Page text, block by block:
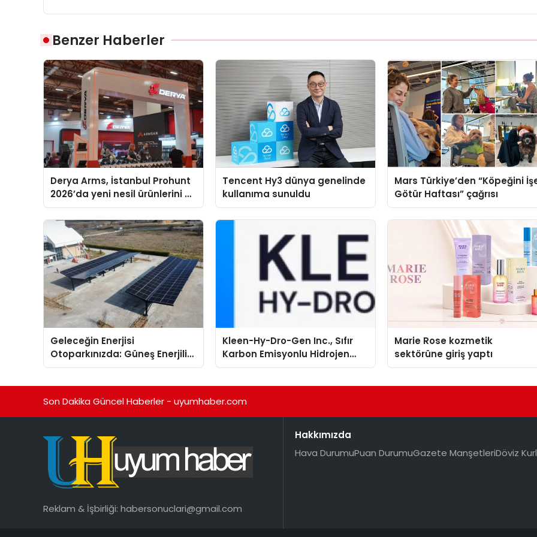
Benzer Haberler
Derya Arms, İstanbul Prohunt
2026’da yeni nesil ürünlerini ve
global marka vizyonunu
sergiledi
Tencent Hy3 dünya genelinde
kullanıma sunuldu
Mars Türkiye’den “Köpeğini
Götür Haftası” çağrısı
Geleceğin Enerjisi
Otoparkınızda: Güneş Enerjili
Carport (Solar Otopark)
Kleen-Hy-Dro-Gen Inc., Sıfır
Karbon Emisyonlu Hidrojen
Isıtma Teknolojisinde ISO ve
Marie Rose kozmetik
sektörüne giriş yaptı
Son Dakika Güncel Haberler - uyumhaber.com
Reklam & İşbirliği: habersonuclari@gmail.com
Hakkımızda
Hava DurumuPuan DurumuGazete ManşetleriDöviz